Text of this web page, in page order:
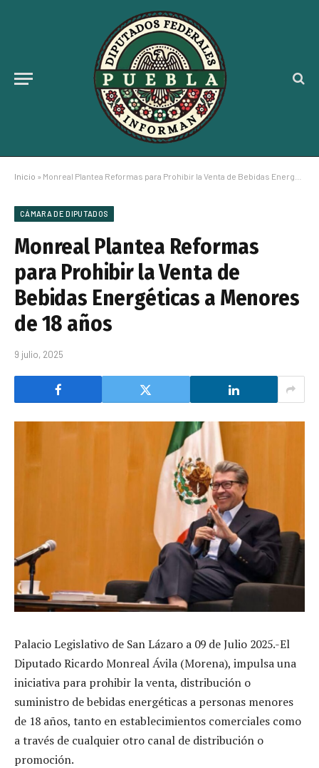
Inicio » Monreal Plantea Reformas para Prohibir la Venta de Bebidas Energéticas a Menores de 18 años
CÁMARA DE DIPUTADOS
Monreal Plantea Reformas
para Prohibir la Venta de
Bebidas Energéticas a Menores
de 18 años
9 julio, 2025
Palacio Legislativo de San Lázaro a 09 de Julio 2025.-El
Diputado Ricardo Monreal Ávila (Morena), impulsa una
iniciativa para prohibir la venta, distribución o
suministro de bebidas energéticas a personas menores
de 18 años, tanto en establecimientos comerciales como
a través de cualquier otro canal de distribución o
promoción.